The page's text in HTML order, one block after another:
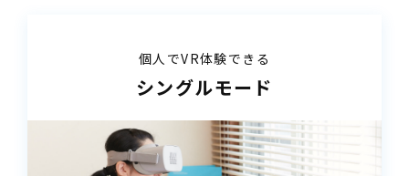
個人でVR体験できる
シングルモード